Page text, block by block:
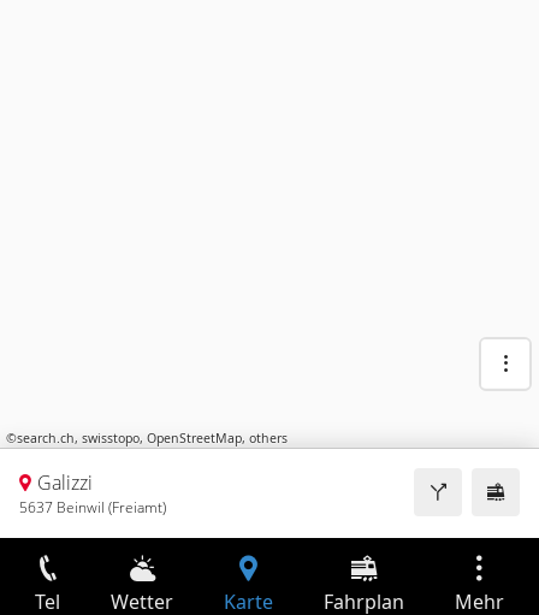
©search.ch, swisstopo, OpenStreetMap, others
Galizzi
5637 Beinwil (Freiamt)
Tel Wetter Karte Fahrplan Mehr